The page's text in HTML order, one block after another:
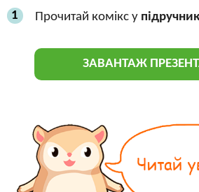
1 Прочитай комікс у
ЗАВАНТАЖ